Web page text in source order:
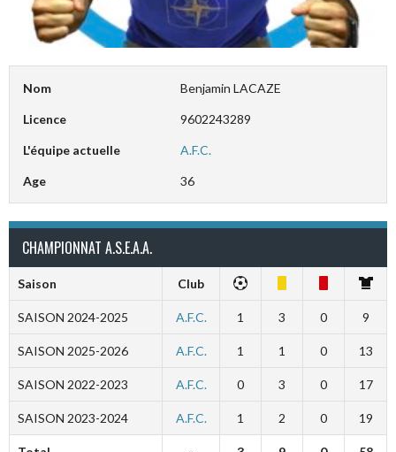
Nom Benjamin LACAZE
Licence 9602243289
L'équipe actuelle A.F.C.
Age 36
CHAMPIONNAT A.S.E.A.A.
Saison Club
SAISON 2024-2025 A.F.C. 1 3 0 9
SAISON 2025-2026 A.F.C. 1 1 0 13
SAISON 2022-2023 A.F.C. 0 3 0 17
SAISON 2023-2024 A.F.C. 1 2 0 19